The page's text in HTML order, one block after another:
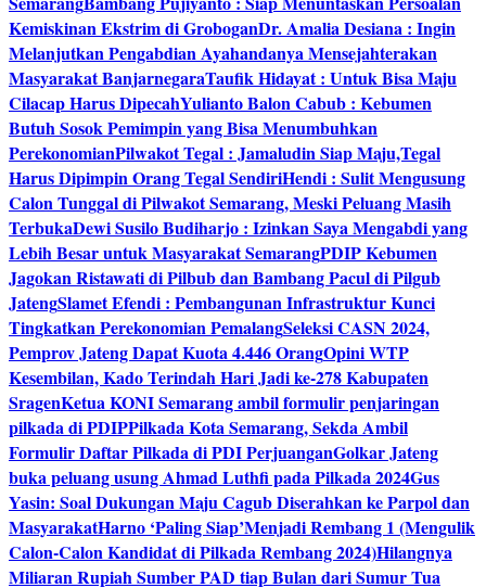
Kemiskinan Ekstrim di GroboganDr. Amalia Desiana : Ingin
Melanjutkan Pengabdian Ayahandanya Mensejahterakan
Masyarakat BanjarnegaraTaufik Hidayat : Untuk Bisa Maju
Cilacap Harus DipecahYulianto Balon Cabub : Kebumen
Butuh Sosok Pemimpin yang Bisa Menumbuhkan
PerekonomianPilwakot Tegal : Jamaludin Siap Maju,Tegal
Harus Dipimpin Orang Tegal SendiriHendi : Sulit Mengusung
Calon Tunggal di Pilwakot Semarang, Meski Peluang Masih
TerbukaDewi Susilo Budiharjo : Izinkan Saya Mengabdi yang
Lebih Besar untuk Masyarakat SemarangPDIP Kebumen
Jagokan Ristawati di Pilbub dan Bambang Pacul di Pilgub
JatengSlamet Efendi : Pembangunan Infrastruktur Kunci
Tingkatkan Perekonomian PemalangSeleksi CASN 2024,
Pemprov Jateng Dapat Kuota 4.446 OrangOpini WTP
Kesembilan, Kado Terindah Hari Jadi ke-278 Kabupaten
SragenKetua KONI Semarang ambil formulir penjaringan
pilkada di PDIPPilkada Kota Semarang, Sekda Ambil
Formulir Daftar Pilkada di PDI PerjuanganGolkar Jateng
buka peluang usung Ahmad Luthfi pada Pilkada 2024Gus
Yasin: Soal Dukungan Maju Cagub Diserahkan ke Parpol dan
MasyarakatHarno ‘Paling Siap’Menjadi Rembang 1 (Mengulik
Calon-Calon Kandidat di Pilkada Rembang 2024)Hilangnya
Miliaran Rupiah Sumber PAD tiap Bulan dari Sumur Tua